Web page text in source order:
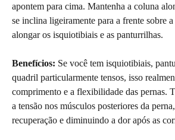
apontem para cima. Mantenha a coluna
se inclina ligeiramente para a frente sobre a
alongar os isquiotibiais e as panturrilhas.
Benefícios: Se você tem isquiotibiais,
quadril particularmente tensos, isso
comprimento e a flexibilidade das pernas.
a tensão nos músculos posteriores da
recuperação e diminuindo a dor após as